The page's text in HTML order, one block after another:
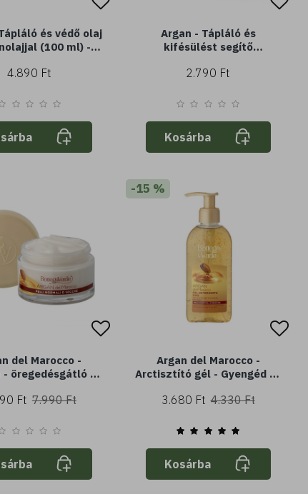
és védő olaj
(100 ml) -
4.890 Ft
Argan - Tápláló és
kifésülést segítő
(150 ml) - száraz vagy
2.790 Ft
Kosárba
del Marocco -
öregedésgátló és
vagy száraz
Ft 7.990 Ft
-15 %
Argan del Marocco -
Arctisztító gél - Gyengéd és
ml) - Normál vagy száraz
3.680 Ft 4.330 Ft
Kosárba